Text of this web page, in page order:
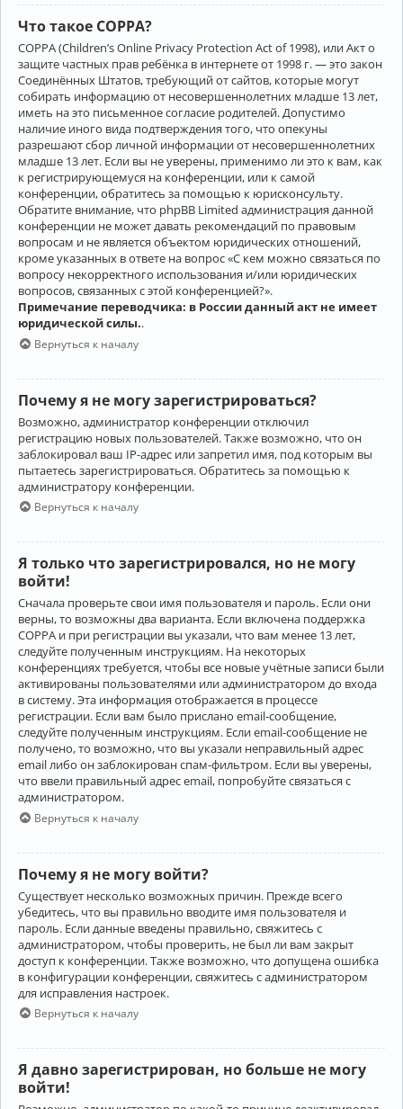
Что такое COPPA?
COPPA (Children’s Online Privacy Protection Act of 1998), или Акт о
защите частных прав ребёнка в интернете от 1998 г. — это закон
Соединённых Штатов, требующий от сайтов, которые могут
собирать информацию от несовершеннолетних младше 13 лет,
иметь на это письменное согласие родителей. Допустимо
наличие иного вида подтверждения того, что опекуны
разрешают сбор личной информации от несовершеннолетних
младше 13 лет. Если вы не уверены, применимо ли это к вам, как
к регистрирующемуся на конференции, или к самой
конференции, обратитесь за помощью к юрисконсульту.
Обратите внимание, что phpBB Limited администрация данной
конференции не может давать рекомендаций по правовым
вопросам и не является объектом юридических отношений,
кроме указанных в ответе на вопрос «С кем можно связаться по
вопросу некорректного использования и/или юридических
вопросов, связанных с этой конференцией?».
Примечание переводчика: в России данный акт не имеет
юридической силы..
Вернуться к началу
Почему я не могу зарегистрироваться?
Возможно, администратор конференции отключил
регистрацию новых пользователей. Также возможно, что он
заблокировал ваш IP-адрес или запретил имя, под которым вы
пытаетесь зарегистрироваться. Обратитесь за помощью к
администратору конференции.
Вернуться к началу
Я только что зарегистрировался, но не могу
войти!
Сначала проверьте свои имя пользователя и пароль. Если они
верны, то возможны два варианта. Если включена поддержка
COPPA и при регистрации вы указали, что вам менее 13 лет,
следуйте полученным инструкциям. На некоторых
конференциях требуется, чтобы все новые учётные записи были
активированы пользователями или администратором до входа
в систему. Эта информация отображается в процессе
регистрации. Если вам было прислано email-сообщение,
следуйте полученным инструкциям. Если email-сообщение не
получено, то возможно, что вы указали неправильный адрес
email либо он заблокирован спам-фильтром. Если вы уверены,
что ввели правильный адрес email, попробуйте связаться с
администратором.
Вернуться к началу
Почему я не могу войти?
Существует несколько возможных причин. Прежде всего
убедитесь, что вы правильно вводите имя пользователя и
пароль. Если данные введены правильно, свяжитесь с
администратором, чтобы проверить, не был ли вам закрыт
доступ к конференции. Также возможно, что допущена ошибка
в конфигурации конференции, свяжитесь с администратором
для исправления настроек.
Вернуться к началу
Я давно зарегистрирован, но больше не могу
войти!